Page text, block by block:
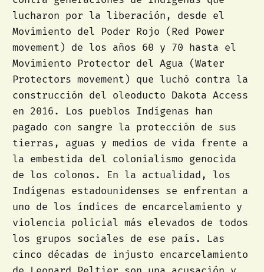
lucharon por la liberación, desde el
Movimiento del Poder Rojo (Red Power
movement) de los años 60 y 70 hasta el
Movimiento Protector del Agua (Water
Protectors movement) que luchó contra la
construcción del oleoducto Dakota Access
en 2016. Los pueblos Indígenas han
pagado con sangre la protección de sus
tierras, aguas y medios de vida frente a
la embestida del colonialismo genocida
de los colonos. En la actualidad, los
Indígenas estadounidenses se enfrentan a
uno de los índices de encarcelamiento y
violencia policial más elevados de todos
los grupos sociales de ese país. Las
cinco décadas de injusto encarcelamiento